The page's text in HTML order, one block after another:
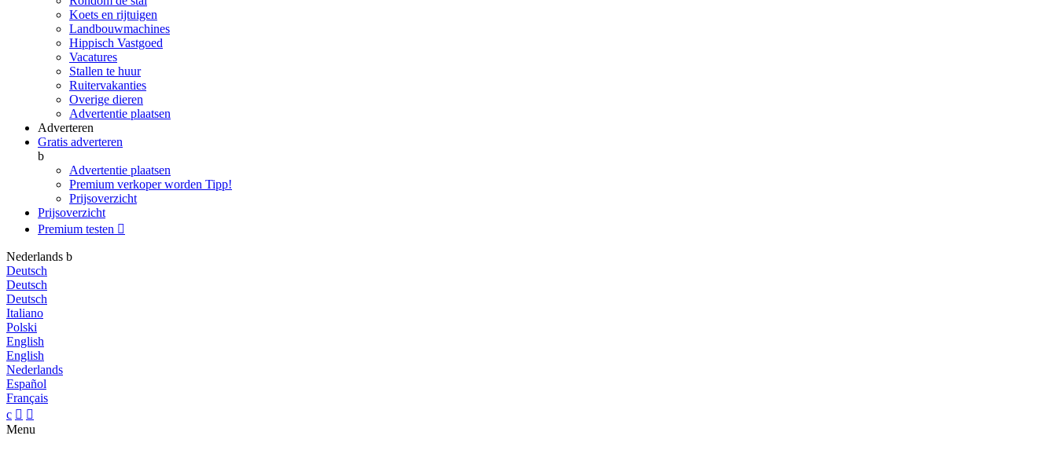
Koets en rijtuigen
Landbouwmachines
Hippisch Vastgoed
Vacatures
Stallen te huur
Ruitervakanties
Overige dieren
Advertentie plaatsen
Adverteren
Gratis adverteren
b
Advertentie plaatsen
Premium verkoper worden Tipp!
Prijsoverzicht
Prijsoverzicht
Premium testen 
Nederlands b
Deutsch
Deutsch
Deutsch
Italiano
Polski
English
English
Nederlands
Español
Français
c  
Menu